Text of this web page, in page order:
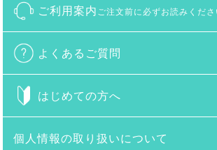
ご利用案内 ご注文前に必ずお読みくださ
よくあるご質問
はじめての方へ
個人情報の取り扱いについて